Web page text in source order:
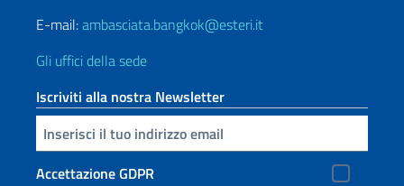
E-mail:ambasciata.bangkok@esteri.it
Gli uffici della sede
Iscriviti alla nostra Newsletter
Inserisci la tua email
Accettazione GDPR